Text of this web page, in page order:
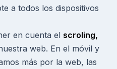
a todos los dispositivos
en cuenta el scroling,
web. En el móvil y
más por la web, las